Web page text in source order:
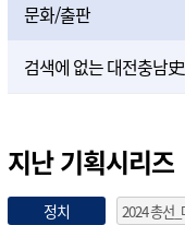
문화/출판
검색에 없는 대전충남史
지난 기획시리즈
정치